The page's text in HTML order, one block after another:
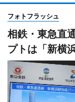
フォトフラッシュ
相鉄・東急直
プトは「新横